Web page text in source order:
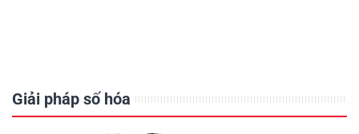
Giải pháp số hóa